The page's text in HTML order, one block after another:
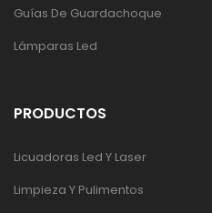
Guías De Guardachoque
Lámparas Led
PRODUCTOS
Licuadoras Led Y Laser
Limpieza Y Pulimentos